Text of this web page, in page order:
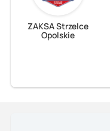
ZAKSA Strzelce
Opolskie